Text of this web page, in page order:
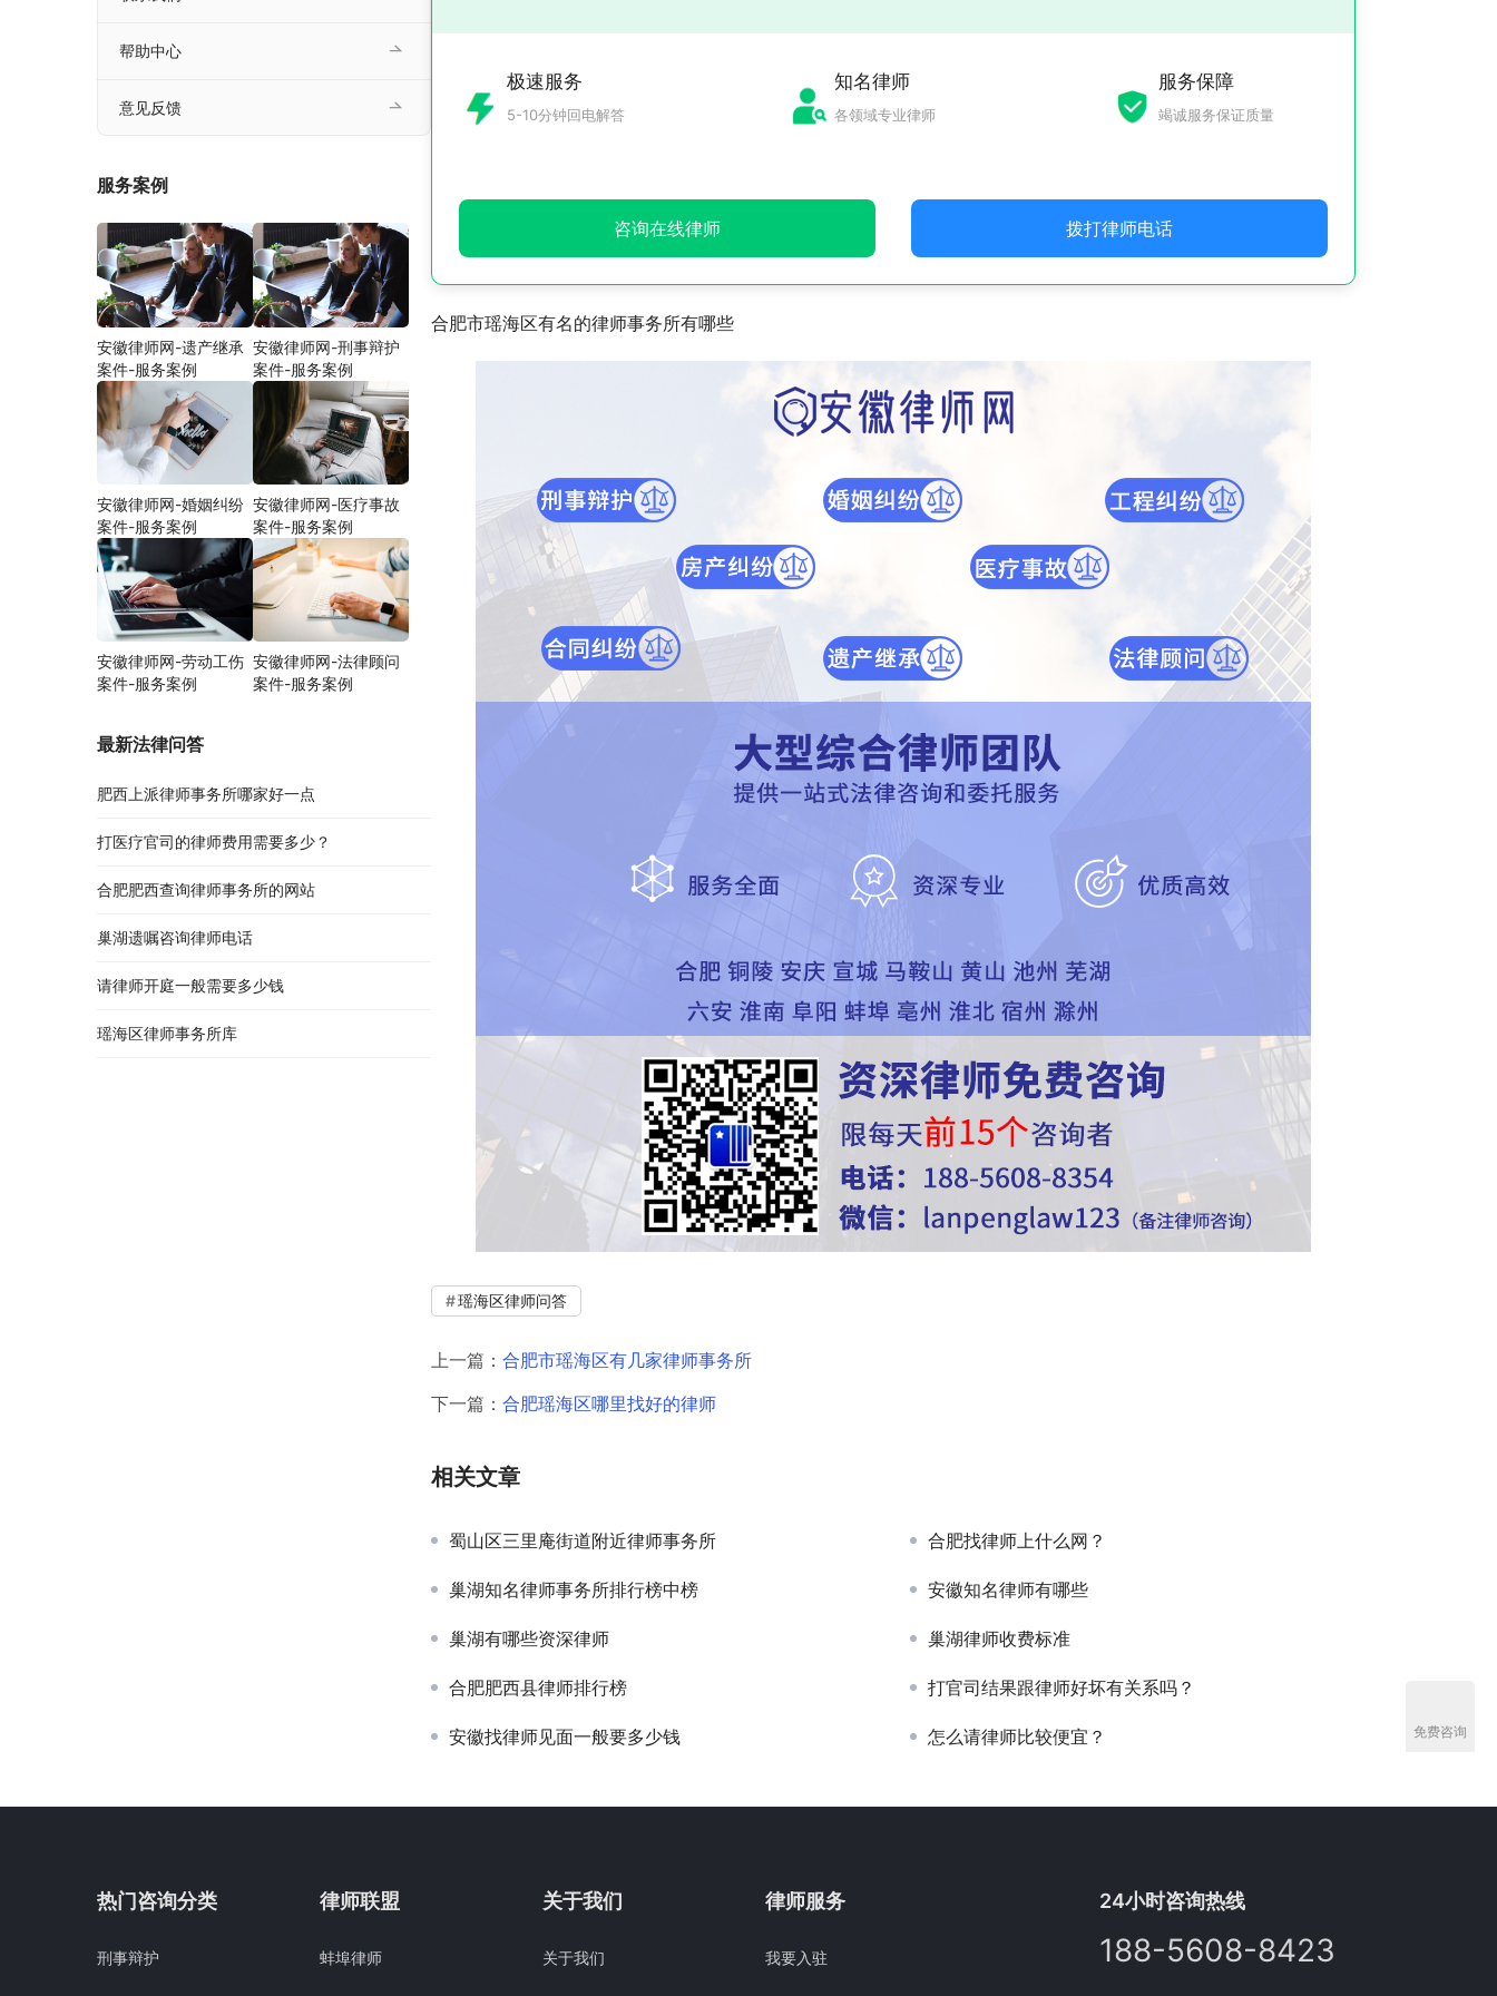
极速服务
5-10分钟回电解答
知名律师
各领域专业律师
服务保障
竭诚服务保证质量
咨询在线律师 拨打律师电话
合肥市瑶海区有名的律师事务所有哪些
瑶海区律师问答
上一篇： 合肥市瑶海区有几家律师事务所
下一篇： 合肥瑶海区哪里找好的律师
相关文章
蜀山区三里庵街道附近律师事务所 合肥找律师上什么网？
巢湖知名律师事务所排行榜中榜 安徽知名律师有哪些
巢湖有哪些资深律师 巢湖律师收费标准
合肥肥西县律师排行榜 打官司结果跟律师好坏有关系吗？
安徽找律师见面一般要多少钱 怎么请律师比较便宜？
帮助中心
意见反馈
服务案例
安徽律师网-遗产继承
案件-服务案例
安徽律师网-刑事辩护
案件-服务案例
安徽律师网-婚姻纠纷
案件-服务案例
安徽律师网-医疗事故
案件-服务案例
安徽律师网-劳动工伤
案件-服务案例
安徽律师网-法律顾问
案件-服务案例
最新法律问答
肥西上派律师事务所哪家好一点
打医疗官司的律师费用需要多少？
合肥肥西查询律师事务所的网站
巢湖遗嘱咨询律师电话
请律师开庭一般需要多少钱
瑶海区律师事务所库
热门咨询分类
刑事辩护
律师联盟
蚌埠律师
关于我们
关于我们
律师服务
我要入驻
24小时咨询热线
188-5608-8423
免费咨询